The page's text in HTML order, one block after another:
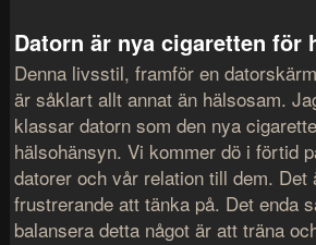
Datorn är nya cigaretten för
Denna livsstil, framför en
är såklart allt annat än hälsosam.
klassar datorn som den nya
hälsohänsyn. Vi kommer dö i förtid
datorer och vår relation till dem. Det
frustrerande att tänka på. Det enda
balansera detta något är att träna